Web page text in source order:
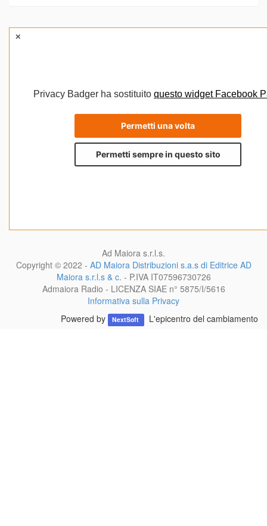
Ad Maiora s.r.l.s.
Copyright © 2022 - AD Maiora Distribuzioni s.a.s di Editrice AD
Maiora s.r.l.s & c. - P.IVA IT07596730726
Admaiora Radio - LICENZA SIAE n° 5875/I/5616
Informativa sulla Privacy
Powered by NextSoft L'epicentro del cambiamento